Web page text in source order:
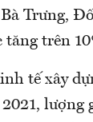
Trưng,
trên
tế xây
lượng